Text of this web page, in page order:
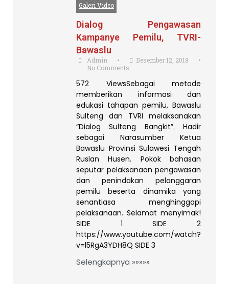
Galeri Video
Dialog Pengawasan
Kampanye Pemilu, TVRI-
Bawaslu
Admin • Desember 12, 2018 •
No Comments
572 ViewsSebagai metode
memberikan informasi dan
edukasi tahapan pemilu, Bawaslu
Sulteng dan TVRI melaksanakan
“Dialog Sulteng Bangkit”. Hadir
sebagai Narasumber Ketua
Bawaslu Provinsi Sulawesi Tengah
Ruslan Husen. Pokok bahasan
seputar pelaksanaan pengawasan
dan penindakan pelanggaran
pemilu beserta dinamika yang
senantiasa menghinggapi
pelaksanaan. Selamat menyimak!
SIDE 1 SIDE 2
https://www.youtube.com/watch?
v=l5RgA3YDH8Q SIDE 3
Selengkapnya »»»»»